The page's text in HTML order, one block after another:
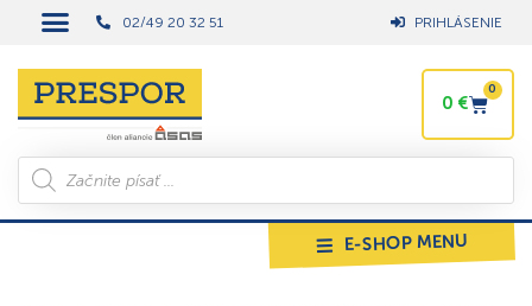
02/49 20 32 51 PRIHLÁSENIE
0 €
0
E-SHOP MENU